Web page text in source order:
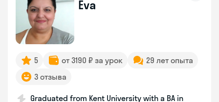
Eva
5 от 3190 ₽ за урок
29 лет опыта
3 отзыва
Graduated from Kent University with a BA in